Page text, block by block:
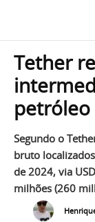
Tether
petróleo
Segundo o
bruto
de 2024, via
milhões (260